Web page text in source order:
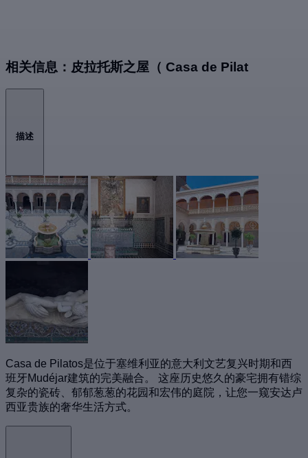
相关信息：皮拉托斯之屋（ Casa de Pilat
描述
Casa de Pilatos是位于塞维利亚的意大利文艺复兴时期和西
班牙Mudéjar建筑的完美融合。 这座历史悠久的豪宅拥有错综
复杂的瓷砖、郁郁葱葱的花园和宏伟的庭院，让您一窥安达卢
西亚贵族的奢华生活方式。